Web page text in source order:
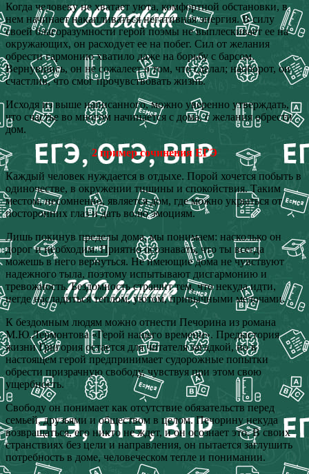
Когда человеку не хватает уюта, комфортной обстановки, в
нем начинает накапливаться негативная энергия. В силу
своей благоразумности герой поэмы не выплескивает ее на
окружающих, он расходует ее на побег. Сил от желания
обрести гармонию хватило даже на борьбу с барсом.
Вернувшись, он не сожалеет о том, что сделал; наоборот, он
счастлив, что смог прочувствовать жизнь.
Исходя из выше написанного, можно уверенно утверждать,
что счастье во многом начинается с дома, с желания обрести
дом.
2 пример сочинения ЕГЭ
Каждый человек нуждается в отдыхе. Порой хочется побыть в
одиночестве, в окружении тишины и спокойствия. Таким
местом, несомненно, является дом, где можно укрыться от
посторонних глаз и дать волю эмоциям.
Лишь покинув пределы дома, мы понимаем: насколько он
дорог и необходим. Приятно осознавать, что ты всегда
можешь в него вернуться. Не имеющие дома не чувствуют
надежного тыла, поэтому испытывают дисгармонию и
тревожность. Бездомность страшит тем, что некуда идти,
негде насладиться теплом, уютом, привычными мелочами.
К бездомным людям можно отнести Печорина из романа
М.Ю.Лермонтова «Герой нашего времени». Предыстория
жизни Григория остается для читателя загадкой, но в
настоящем герой предпринимает судорожные попытки
обрести призрачную свободу, чувствуя при этом свою
ущербность.
Свободу он понимает как отсутствие обязательств перед
семьей, друзьями и обществом в целом. Печорину некуда
возвращаться, его никто не ждет, и он осознает это. В своих
странствиях без цели и направления, он пытается заглушить
потребность в доме, человеческом тепле и понимании.